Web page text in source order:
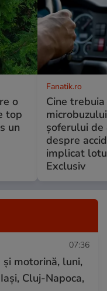
o
top
un
Fanatik.ro
Cine
șoferului de
despre
implicat
Exclusiv
07:36
motorină, luni,
Cluj-Napoca,